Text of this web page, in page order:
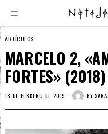
ARTÍCULOS
MARCELO 2,
FORTES» (2018)
18 DE FEBRERO DE 2019 BY